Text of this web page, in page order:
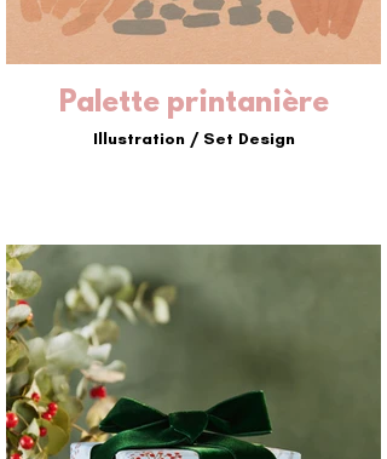
Palette printanière
Illustration / Set Design